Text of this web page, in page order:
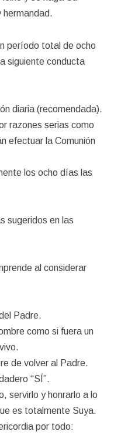
hermandad.
período total de ocho
siguiente conducta
diaria (recomendada).
razones serias como
efectuar la Comunión
los ocho días las
sugeridos en las
al considerar
Padre.
como si fuera un
de volver al Padre.
“SÍ”.
servirlo y honrarlo a lo
es totalmente Suya.
por todo: